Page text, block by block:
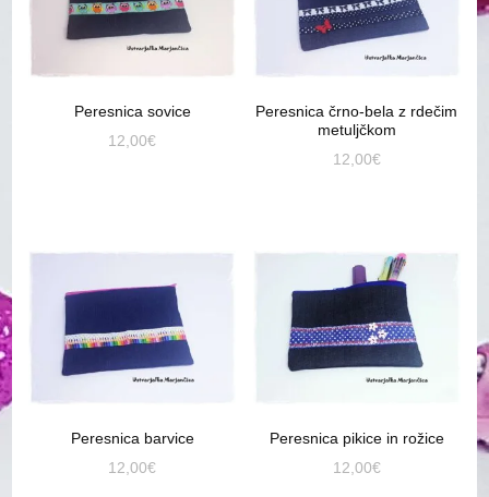
Peresnica sovice
12,00€
Peresnica črno-bela z rdečim
metuljčkom
12,00€
Peresnica barvice
12,00€
Peresnica pikice in rožice
12,00€